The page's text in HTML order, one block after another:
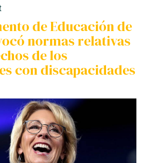
de Educación de
normas relativas
de los
con discapacidades